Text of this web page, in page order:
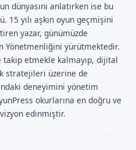
dünyasını anlatırken ise bu
15 yılı aşkın oyun geçmişini
yazar, günümüzde
Yönetmenliğini yürütmektedir.
etmekle kalmayıp, dijital
stratejileri üzerine de
deneyimini yönetim
okurlarına en doğru ve
edinmiştir.